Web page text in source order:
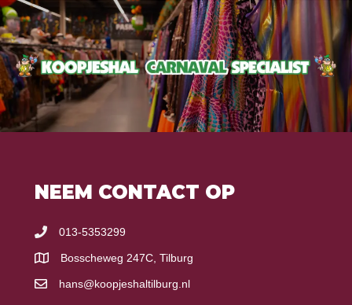
NEEM CONTACT OP
013-5353299
Bosscheweg 247C, Tilburg
hans@koopjeshaltilburg.nl